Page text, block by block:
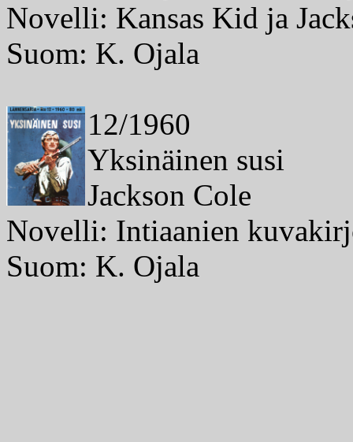
Novelli: Kansas Kid ja
Suom: K. Ojala
12/1960
Yksinäinen susi
Jackson Cole
Novelli: Intiaanien
Suom: K. Ojala